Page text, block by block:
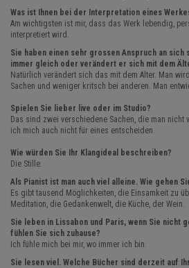
Was ist Ihnen bei der Interpretation eines
Am wichtigsten ist mir, dass das Werk lebendig,
interpretiert wird.
Sie haben einen sehr grossen Anspruch an
immer gleich oder verändert er sich mit dem
Natürlich verändert sich das mit dem Alter. Man
Sachen und weniger kritsch bei anderen. Man
Spielen Sie lieber live oder im Studio?
Das sind zwei verschiedene Sachen, die man nicht
ich mich auch nicht für eines entscheiden.
Wie würden Sie Ihr Klangideal beschreiben?
Die Stille.
Als Pianist ist man auch viel alleine. Wie gehen
Es gibt tausend Möglichkeiten, die Einsamkeit zu
Meditation, die Gedankenwelt, die Küche, der Wein.
Sie leben in Lissabon und Paris, wenn Sie nicht
fühlen Sie sich zuhause?
Ich fühle mich bei mir, wo immer ich bin.
Sie lesen viel. Welche Bücher sind derzeit auf